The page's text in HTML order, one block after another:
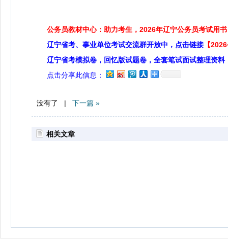
公务员教材中心：助力考生，2026年辽宁公务员考试用书
辽宁省考、事业单位考试交流群开放中，点击链接 【
辽宁省考模拟卷，回忆版试题卷，全套笔试面试整理资料
点击分享此信息：
没有了 | 下一篇 »
相关文章